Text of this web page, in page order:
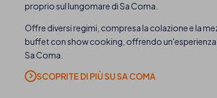
proprio sul lungomare di Sa Coma.
Offre diversi regimi, compresa la colazione e la
buffet con show cooking, offrendo
Sa Coma.
SCOPRITE DI PIÙ SU SA COMA